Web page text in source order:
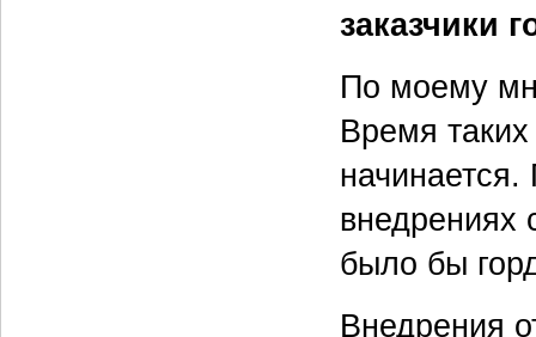
заказчики
По моему
Время
внедрениях
было бы
Внедрения